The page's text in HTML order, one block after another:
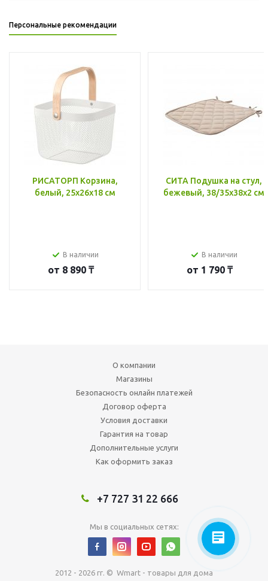
Персональные рекомендации
РИСАТОРП Корзина,
белый, 25x26x18 см
В наличии
от 8 890 ₸
СИТА Подушка на стул,
бежевый, 38/35x38x2 см
В наличии
от 1 790 ₸
О компании
Магазины
Безопасность онлайн платежей
Договор оферта
Условия доставки
Гарантия на товар
Дополнительные услуги
Как оформить заказ
+7 727 31 22 666
Мы в социальных сетях:
2012 - 2026 гг. © Wmart - товары для дома